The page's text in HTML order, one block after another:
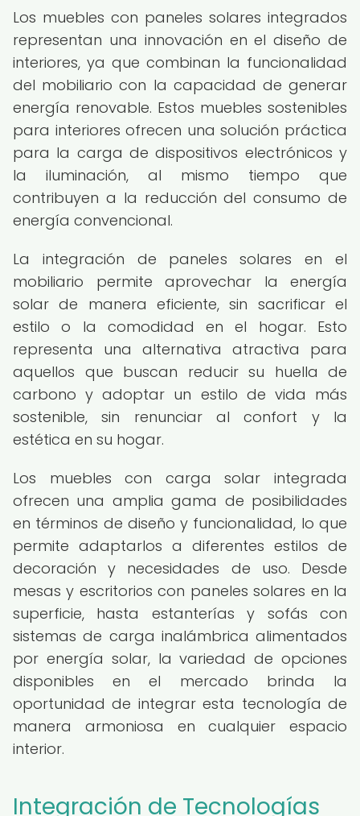
Los muebles con paneles solares integrados
representan una innovación en el diseño de
interiores, ya que combinan la funcionalidad
del mobiliario con la capacidad de generar
energía renovable. Estos muebles sostenibles
para interiores ofrecen una solución práctica
para la carga de dispositivos electrónicos y
la iluminación, al mismo tiempo que
contribuyen a la reducción del consumo de
energía convencional.
La integración de paneles solares en el
mobiliario permite aprovechar la energía
solar de manera eficiente, sin sacrificar el
estilo o la comodidad en el hogar. Esto
representa una alternativa atractiva para
aquellos que buscan reducir su huella de
carbono y adoptar un estilo de vida más
sostenible, sin renunciar al confort y la
estética en su hogar.
Los muebles con carga solar integrada
ofrecen una amplia gama de posibilidades
en términos de diseño y funcionalidad, lo que
permite adaptarlos a diferentes estilos de
decoración y necesidades de uso. Desde
mesas y escritorios con paneles solares en la
superficie, hasta estanterías y sofás con
sistemas de carga inalámbrica alimentados
por energía solar, la variedad de opciones
disponibles en el mercado brinda la
oportunidad de integrar esta tecnología de
manera armoniosa en cualquier espacio
interior.
Integración de Tecnologías